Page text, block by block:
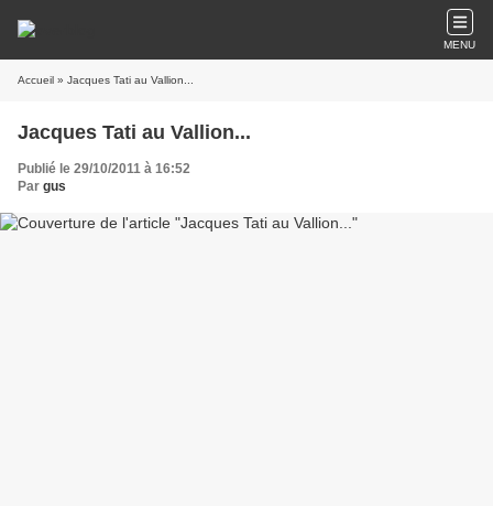
MENU
Accueil » Jacques Tati au Vallion...
Jacques Tati au Vallion...
Publié le 29/10/2011 à 16:52
Par gus